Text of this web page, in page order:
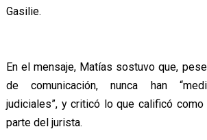
Gasilie.
En el mensaje, Matías sostuvo que,
de comunicación, nunca han
judiciales”, y criticó lo que calificó como
parte del jurista.